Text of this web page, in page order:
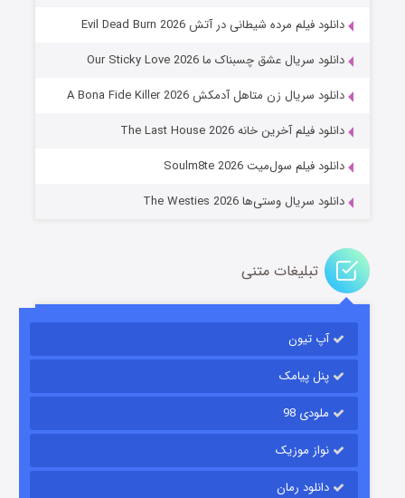
عملیات آپارتمان
قسمت۲ (زیرنویس) منتشر شد
مردگان متحرک: شهر مرده ۳
دانلود فیلم مرده شیطانی در آتش Evil Dead Burn 2026
دانلود سریال عشق چسبناک ما Our Sticky Love 2026
دانلود سریال زن متاهل آدمکش A Bona Fide Killer 2026
دانلود فیلم آخرین خانه The Last House 2026
دانلود فیلم سول‌میت Soulm8te 2026
دانلود سریال وستی‌ها The Westies 2026
تبلیغات متنی
آپ تیون
پنل پیامک
ملودی 98
نواز موزیک
دانلود رمان